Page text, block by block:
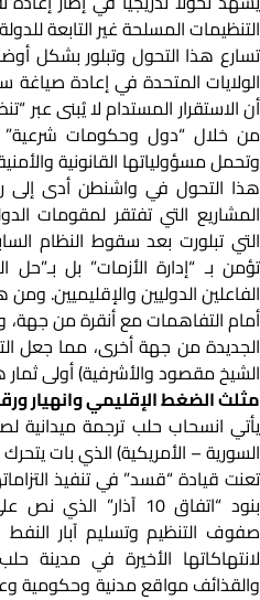
التنظيمات المسلحة غير التابعة
تسارع هذا التحول وتبلور بشكل
الولايات المتحدة في إعادة
أن الاستقرار المستدام لا يُبنى عبر
من خلال “دول وحكومات شرعية”
وتحمل مسؤولياتها القانونية
هذا التحول في واشنطن أدى إلى
المشاريع التي تفتقر لمقومات
التي تبلورت بعد سقوط النظام
تؤمن بـ “إدارة الأزمات” بل
الفاعلين الدوليين والإقليميين. ومن
أمام التفاهمات مع أنقرة من جهة،
الجديدة من جهة أخرى، مما جعل
الشيخ مقصود والأشرفية) أولى ثمار
مثلث الضغط الإقليمي وانهيار
يأتي انسحاب حلب ترجمة ميدانية
السورية – الأمريكية) الذي بات
تعنت قيادة “قسد” في تنفيذ
بنود “اتفاق 10
صفوف التنظيم وتسليم آبار النفط
لانتهاكاتها الأخيرة في مدينة
والقذائف مواقع مدنية وحكومية